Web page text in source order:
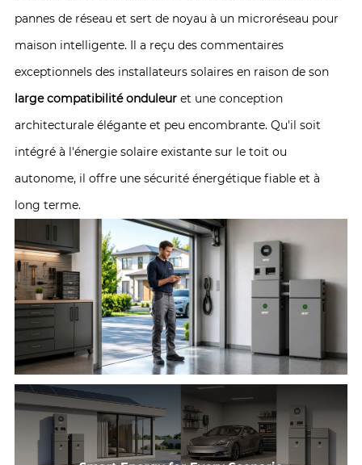
pannes de réseau et sert de noyau à un microréseau pour
maison intelligente. Il a reçu des commentaires
exceptionnels des installateurs solaires en raison de son
large compatibilité onduleur et une conception
architecturale élégante et peu encombrante. Qu'il soit
intégré à l'énergie solaire existante sur le toit ou
autonome, il offre une sécurité énergétique fiable et à
long terme.